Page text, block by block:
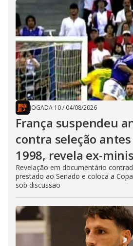
JOGADA 10/ 04/08/2026
França suspendeu
contra seleção antes
1998, revela ex-
Revelação em documentário
prestado ao Senado e coloca a
sob discussão